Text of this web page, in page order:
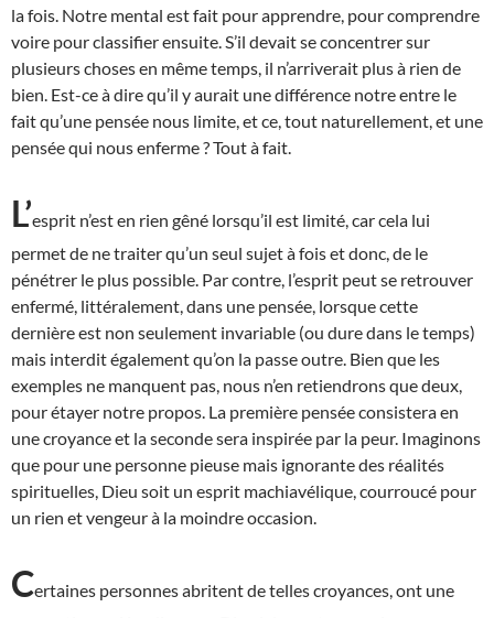
la fois. Notre mental est fait pour apprendre, pour comprendre
voire pour classifier ensuite. S’il devait se concentrer sur
plusieurs choses en même temps, il n’arriverait plus à rien de
bien. Est-ce à dire qu’il y aurait une différence notre entre le
fait qu’une pensée nous limite, et ce, tout naturellement, et une
pensée qui nous enferme ? Tout à fait.
L’esprit n’est en rien gêné lorsqu’il est limité, car cela lui
permet de ne traiter qu’un seul sujet à fois et donc, de le
pénétrer le plus possible. Par contre, l’esprit peut se retrouver
enfermé, littéralement, dans une pensée, lorsque cette
dernière est non seulement invariable (ou dure dans le temps)
mais interdit également qu’on la passe outre. Bien que les
exemples ne manquent pas, nous n’en retiendrons que deux,
pour étayer notre propos. La première pensée consistera en
une croyance et la seconde sera inspirée par la peur. Imaginons
que pour une personne pieuse mais ignorante des réalités
spirituelles, Dieu soit un esprit machiavélique, courroucé pour
un rien et vengeur à la moindre occasion.
Certaines personnes abritent de telles croyances, ont une